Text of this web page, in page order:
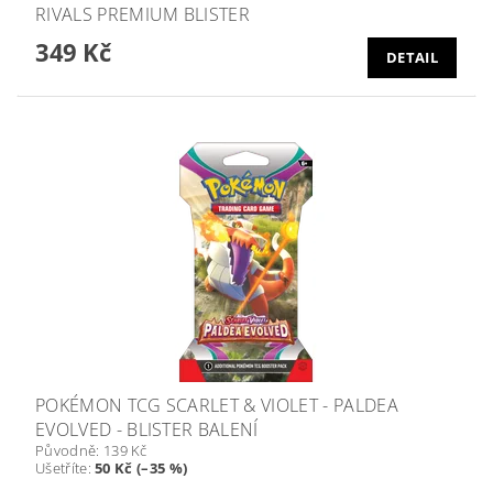
RIVALS PREMIUM BLISTER
349 Kč DETAIL
POKÉMON TCG SCARLET & VIOLET - PALDEA
EVOLVED - BLISTER BALENÍ
Původně: 139 Kč
Ušetříte:50 Kč (–35 %)